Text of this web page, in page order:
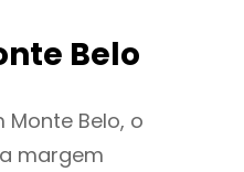
Belo
Belo, o
margem